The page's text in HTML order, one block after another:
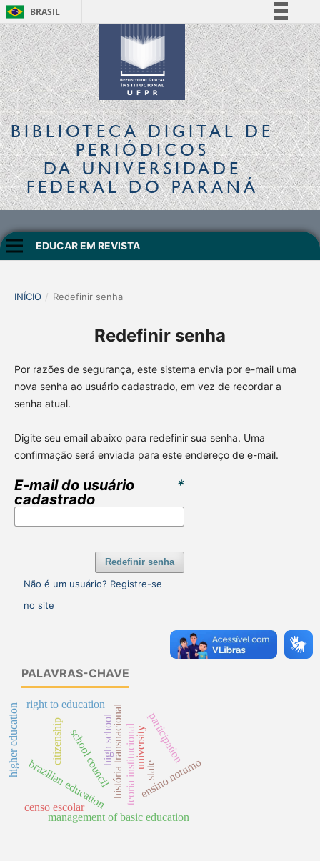
BRASIL
Simplifique!
Comunica BR
Participe
Acesso à informação
Legislação
Canais
BIBLIOTECA DIGITALDE
PERIÓDICOS
DA UNIVERSIDADE
FEDERAL DO PARANÁ
EDUCAR EM REVISTA
INÍCIO / Redefinir senha
Redefinir senha
Por razões de segurança, este sistema envia por e-mail uma
nova senha ao usuário cadastrado, em vez de recordar a
senha atual.
Digite seu email abaixo para redefinir sua senha. Uma
confirmação será enviada para este endereço de e-mail.
E-mail do usuário
cadastrado
*
Redefinir senha
Não é um usuário? Registre-se
no site
PALAVRAS-CHAVE
história transnacional
brazilian education
management of basic education
school council
citizenship participation
teoria institucional
higher education university
ensino noturno
high school
right to education
censo escolar
state